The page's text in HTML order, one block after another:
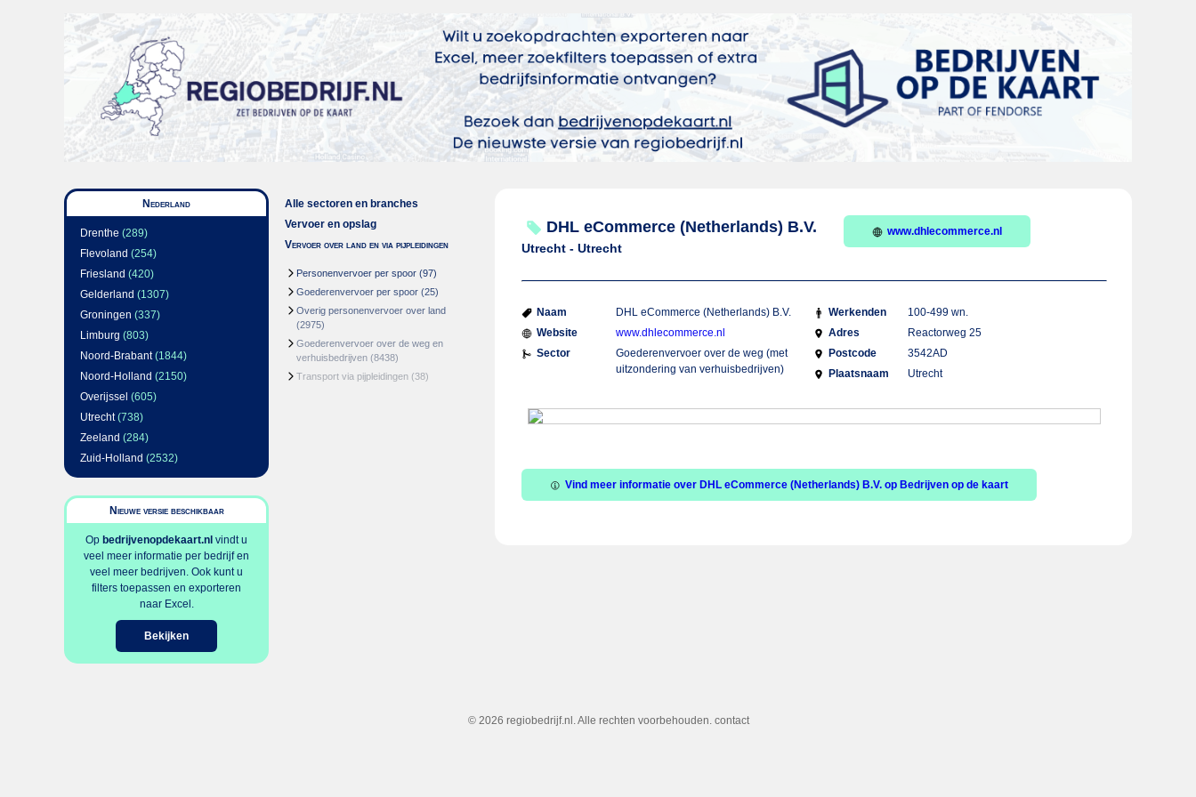
Nederland
Drenthe (289)
Flevoland (254)
Friesland (420)
Gelderland (1307)
Groningen (337)
Limburg (803)
Noord-Brabant(1844)
Noord-Holland (2150)
Overijssel (605)
Utrecht(738)
Zeeland (284)
Zuid-Holland (2532)
Nieuwe versie beschikbaar
Op bedrijvenopdekaart.nl vindt u
veel meer informatie per bedrijf en
veel meer bedrijven. Ook kunt u
filters toepassen en exporteren
naar Excel.
Bekijken
Alle sectoren en branches
Vervoer en opslag
Vervoer over land en via pijpleidingen
Personenvervoer per spoor (97)
Goederenvervoer per spoor (25)
Overig personenvervoer over land
(2975)
Goederenvervoer over de weg en
verhuisbedrijven (8438)
Transport via pijpleidingen (38)
DHL eCommerce (Netherlands) B.V.
Utrecht - Utrecht
www.dhlecommerce.nl
Naam
DHL eCommerce (Netherlands) B.V.
Website
www.dhlecommerce.nl
Sector
Goederenvervoer over de weg (met
uitzondering van verhuisbedrijven)
Werkenden
100-499 wn.
Adres
Reactorweg 25
Postcode
3542AD
Plaatsnaam
Utrecht
Vind meer informatie over DHL eCommerce (Netherlands) B.V. op Bedrijven op de kaart
© 2026 regiobedrijf.nl. Alle rechten voorbehouden.contact